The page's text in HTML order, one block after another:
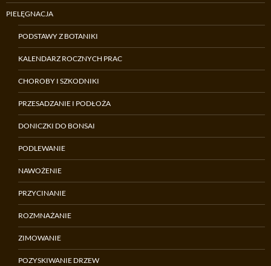
PIELĘGNACJA
PODSTAWY Z BOTANIKI
KALENDARZ ROCZNYCH PRAC
CHOROBY I SZKODNIKI
PRZESADZANIE I PODŁOŻA
DONICZKI DO BONSAI
PODLEWANIE
NAWOŻENIE
PRZYCINANIE
ROZMNAŻANIE
ZIMOWANIE
POZYSKIWANIE DRZEW